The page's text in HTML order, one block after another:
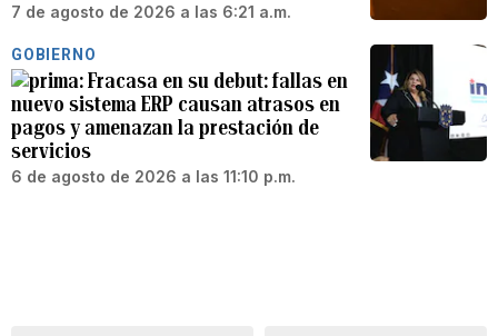
7 de agosto de 2026 a las 6:21 a.m.
GOBIERNO
Fracasa en su debut: fallas en
nuevo sistema ERP causan atrasos en
pagos y amenazan la prestación de
servicios
6 de agosto de 2026 a las 11:10 p.m.